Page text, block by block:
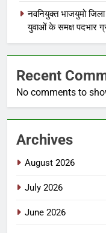
नवनियुक्त भाजयुमो
युवाओं के समक्ष पदभार
Recent
No comments to
Archives
August 2026
July 2026
June 2026